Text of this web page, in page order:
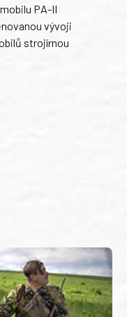
PA-II
vývoji
strojírnou